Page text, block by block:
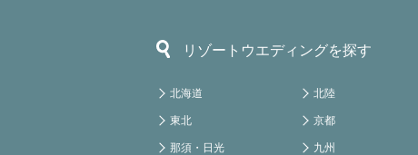
リゾートウエディングを探す
北海道
東北
那須・日光
北陸
京都
九州